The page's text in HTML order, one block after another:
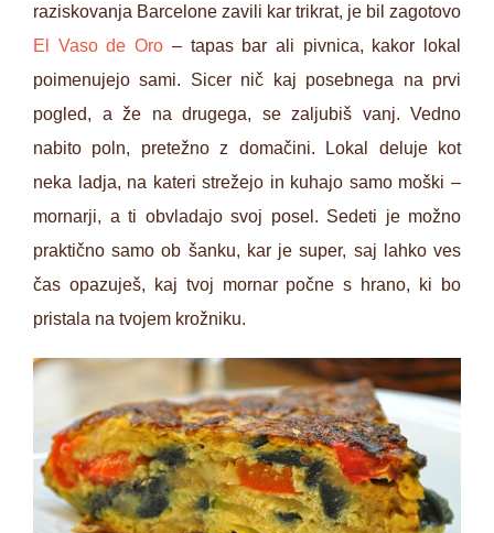
raziskovanja Barcelone zavili kar trikrat, je bil zagotovo
El Vaso de Oro – tapas bar ali pivnica, kakor lokal
poimenujejo sami. Sicer nič kaj posebnega na prvi
pogled, a že na drugega, se zaljubiš vanj. Vedno
nabito poln, pretežno z domačini. Lokal deluje kot
neka ladja, na kateri strežejo in kuhajo samo moški –
mornarji, a ti obvladajo svoj posel. Sedeti je možno
praktično samo ob šanku, kar je super, saj lahko ves
čas opazuješ, kaj tvoj mornar počne s hrano, ki bo
pristala na tvojem krožniku.